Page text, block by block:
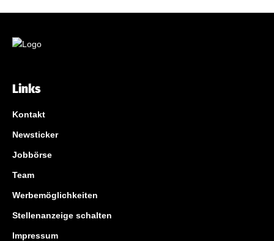
Links
Kontakt
Newsticker
Jobbörse
Team
Werbemöglichkeiten
Stellenanzeige schalten
Impressum